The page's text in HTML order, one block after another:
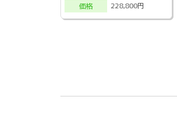
価格
228,800円